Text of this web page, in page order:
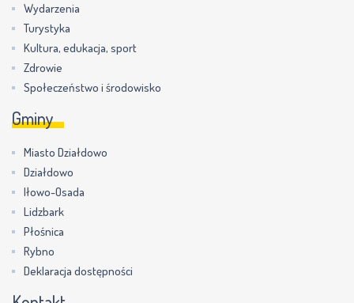
Wydarzenia
Turystyka
Kultura, edukacja, sport
Zdrowie
Społeczeństwo i środowisko
Gminy
Miasto Działdowo
Działdowo
Iłowo-Osada
Lidzbark
Płośnica
Rybno
Deklaracja dostępności